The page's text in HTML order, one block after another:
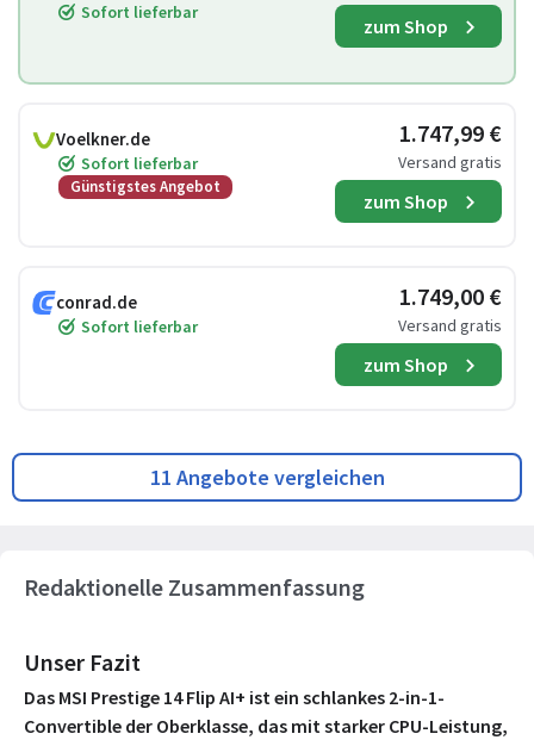
Sofort lieferbar
zum Shop
Voelkner.de
Sofort lieferbar
Günstigstes Angebot
1.747,99 €
Versand gratis
zum Shop
conrad.de
Sofort lieferbar
1.749,00 €
Versand gratis
zum Shop
11 Angebote vergleichen
Redaktionelle Zusammenfassung
Unser Fazit
Das MSI Prestige 14 Flip AI+ ist ein schlankes 2-in-1-
Convertible der Oberklasse, das mit starker CPU-Leistung,